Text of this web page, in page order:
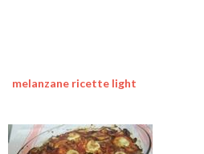
melanzane ricette light